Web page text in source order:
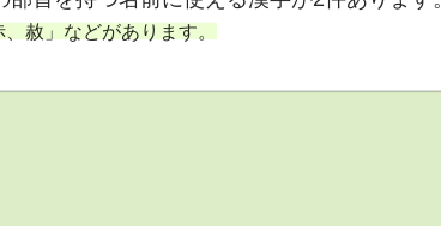
、赦」などがあります。